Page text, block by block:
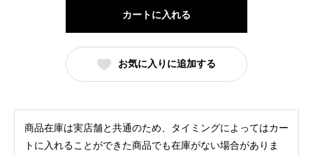
ミ
ュ
エ
ロ
ゼ
カートに入れる
お気に入りに追加する
商品在庫は実店舗と共通のため、タイミングによってはカー
トに入れることができた商品でも在庫がない場合がありま